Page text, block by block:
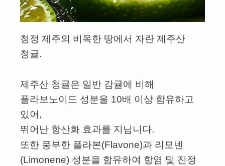
청정 제주의 비옥한 땅에서 자란 제주산
청귤.
제주산 청귤은 일반 감귤에 비해
플라보노이드 성분을 10배 이상 함유하고
있어,
뛰어난 항산화 효과를 지닙니다.
또한 풍부한 플라본(Flavone)과 리모넨
(Limonene) 성분을 함유하여 항염 및 진정